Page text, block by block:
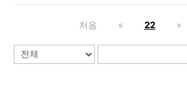
처음 « 22 »